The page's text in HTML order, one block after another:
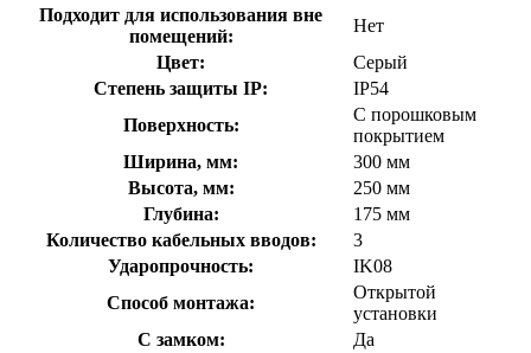
Подходит для использования вне
помещений:
Нет
Цвет:
Серый
Степень защиты IP:
IP54
Поверхность:
С порошковым
покрытием
Ширина, мм:
300 мм
Высота, мм:
250 мм
Глубина:
175 мм
Количество кабельных вводов:
3
Ударопрочность:
IK08
Способ монтажа:
Открытой
установки
С замком:
Да